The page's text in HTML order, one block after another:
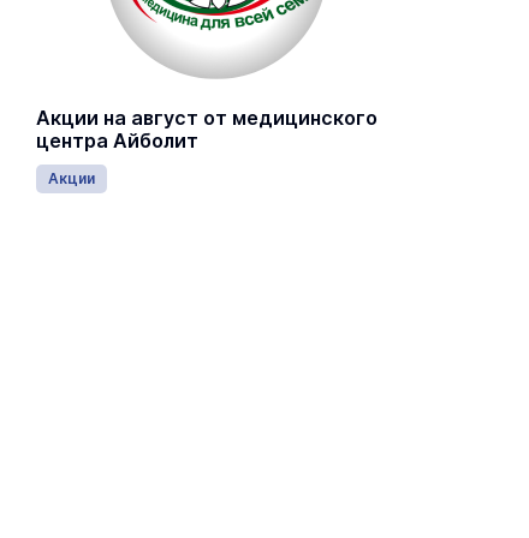
Акции на август от медицинского
центра Айболит
Акции